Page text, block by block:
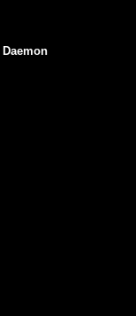
Daemon